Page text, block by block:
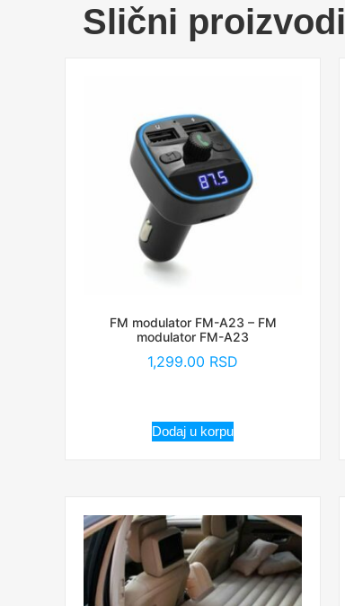
Slični proizvodi
FM modulator FM-A23 – FM
modulator FM-A23
1,299.00 RSD
Dodaj u korpu